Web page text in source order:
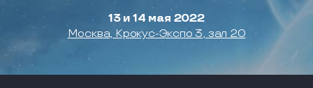
13 и 14 мая 2022
Москва, Крокус-Экспо 3, зал 20